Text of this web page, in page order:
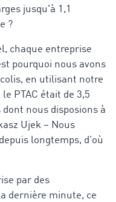
jusqu'à 1,1
?
chaque entreprise
pourquoi nous avons
en utilisant notre
PTAC était de 3,5
nous disposions à
Ujek – Nous
longtemps, d’où
par des
dernière minute, ce